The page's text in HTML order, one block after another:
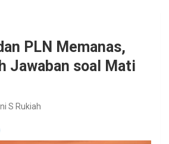
PLN Memanas,
Jawaban soal Mati
S Rukiah